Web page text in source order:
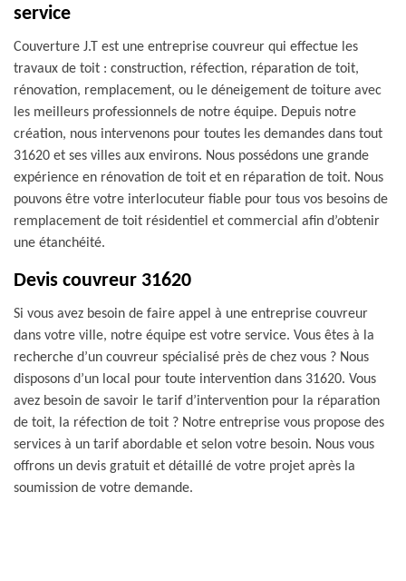
service
Couverture J.T est une entreprise couvreur qui effectue les
travaux de toit : construction, réfection, réparation de toit,
rénovation, remplacement, ou le déneigement de toiture avec
les meilleurs professionnels de notre équipe. Depuis notre
création, nous intervenons pour toutes les demandes dans tout
31620 et ses villes aux environs. Nous possédons une grande
expérience en rénovation de toit et en réparation de toit. Nous
pouvons être votre interlocuteur fiable pour tous vos besoins de
remplacement de toit résidentiel et commercial afin d’obtenir
une étanchéité.
Devis couvreur 31620
Si vous avez besoin de faire appel à une entreprise couvreur
dans votre ville, notre équipe est votre service. Vous êtes à la
recherche d’un couvreur spécialisé près de chez vous ? Nous
disposons d’un local pour toute intervention dans 31620. Vous
avez besoin de savoir le tarif d’intervention pour la réparation
de toit, la réfection de toit ? Notre entreprise vous propose des
services à un tarif abordable et selon votre besoin. Nous vous
offrons un devis gratuit et détaillé de votre projet après la
soumission de votre demande.